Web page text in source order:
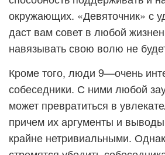
окружающих. «Девяточник» с
даст вам совет в любой
навязывать свою волю не
Кроме того, люди 9—очень
собеседники. С ними любой
может превратиться в
причем их аргументы и
крайне нетривиальными.